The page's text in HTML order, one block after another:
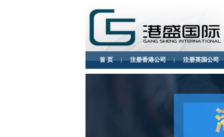
首 页 注册香港公司 注册英国公司